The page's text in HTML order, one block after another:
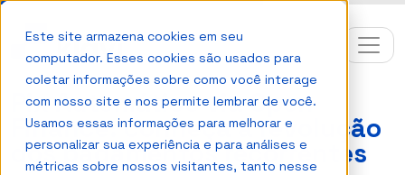
Este site armazena cookies em seu
computador. Esses cookies são usados para
coletar informações sobre como você interage
com nosso site e nos permite lembrar de você.
Usamos essas informações para melhorar e
personalizar sua experiência e para análises e
métricas sobre nossos visitantes, tanto nesse
Pix Automático via Open
Finance: conheça a revolução
dos pagamentos recorrentes